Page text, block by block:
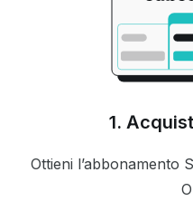
1.
Ottieni l’abbonamento